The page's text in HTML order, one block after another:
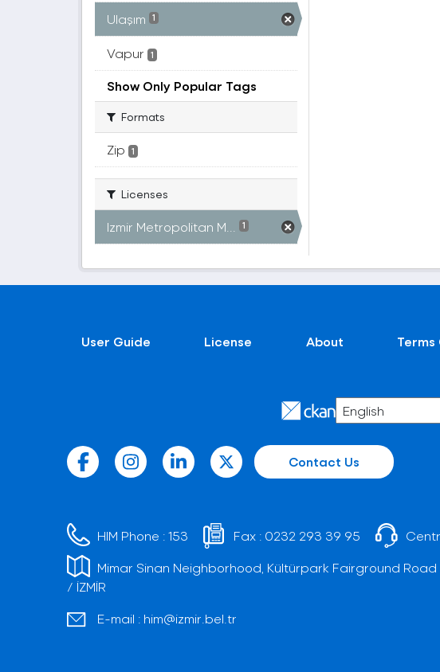
Ulaşım 1
Vapur 1
Show Only Popular Tags
Formats
Zip 1
Licenses
Izmir Metropolitan M... 1
User Guide License About Terms
Contact Us
HIM Phone :153 Fax : 0232 293 39 95
Mimar Sinan Neighborhood, Kültürpark Fairground
/ İZMİR
E-mail : him@izmir.bel.tr